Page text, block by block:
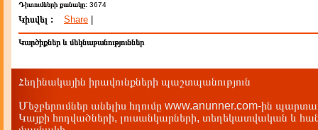
Դիտումների քանակը: 3674
Կիսվել : Share
Կարծիքներ և մեկնաբանություններ
Հեղինակային իրավունքների պաշտպանություն
Մեջբերումներ անելիս հղումը www.anunner.com-ին
Կայքի հոդվածների, լուսանկարների, տեղեկատվական և